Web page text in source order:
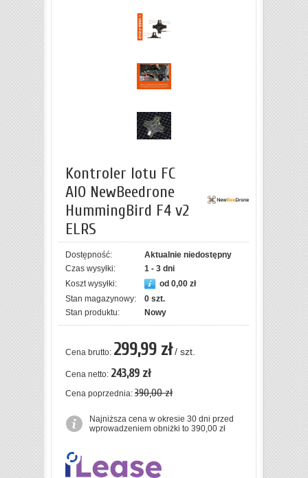
Kontroler lotu FC
AIO NewBeedrone
HummingBird F4 v2
ELRS
Dostępność:
Aktualnie niedostępny
Czas wysyłki:
1 - 3 dni
Koszt wysyłki:
od 0,00 zł
Stan magazynowy:
0 szt.
Stan produktu:
Nowy
Cena brutto: 299,99 zł/ szt.
Cena netto: 243,89 zł
Cena poprzednia:390,00 zł
Najniższa cena w okresie 30 dni przed
wprowadzeniem obniżki to 390,00 zł